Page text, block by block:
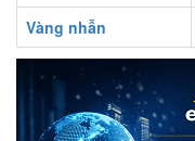
Vàng nhẫn